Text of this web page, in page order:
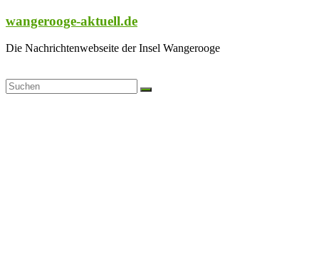
Zum
springen
wangerooge-aktuell.de
Die Nachrichtenwebseite der Insel Wangerooge